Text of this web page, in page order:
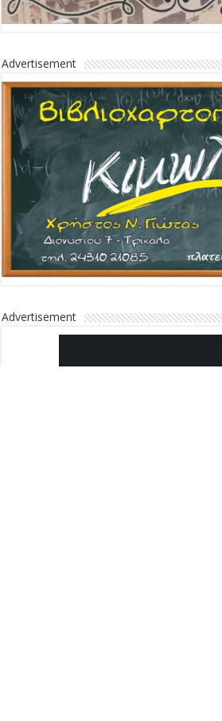
Advertisement
Advertisement